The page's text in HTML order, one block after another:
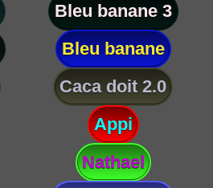
Bleu banane 3
Bleu banane
Caca doit 2.0
Appi
Nathael